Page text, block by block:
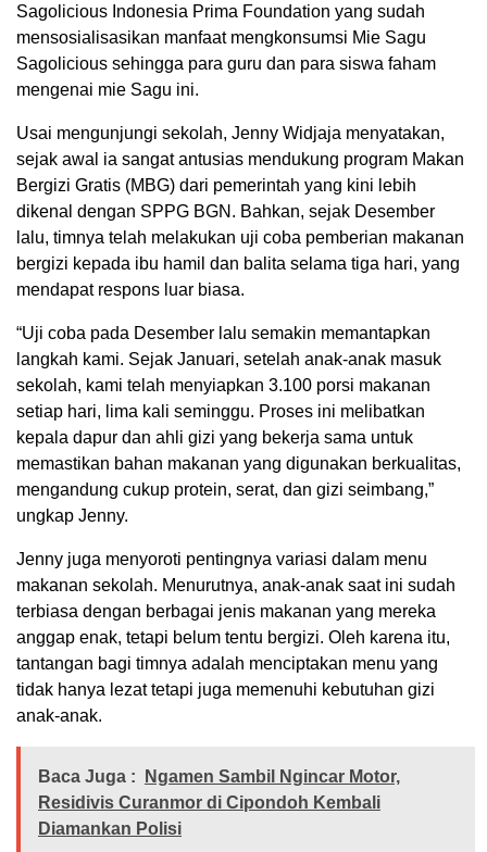
Sagolicious Indonesia Prima Foundation yang sudah
mensosialisasikan manfaat mengkonsumsi Mie Sagu
Sagolicious sehingga para guru dan para siswa faham
mengenai mie Sagu ini.
Usai mengunjungi sekolah, Jenny Widjaja menyatakan,
sejak awal ia sangat antusias mendukung program Makan
Bergizi Gratis (MBG) dari pemerintah yang kini lebih
dikenal dengan SPPG BGN. Bahkan, sejak Desember
lalu, timnya telah melakukan uji coba pemberian makanan
bergizi kepada ibu hamil dan balita selama tiga hari, yang
mendapat respons luar biasa.
“Uji coba pada Desember lalu semakin memantapkan
langkah kami. Sejak Januari, setelah anak-anak masuk
sekolah, kami telah menyiapkan 3.100 porsi makanan
setiap hari, lima kali seminggu. Proses ini melibatkan
kepala dapur dan ahli gizi yang bekerja sama untuk
memastikan bahan makanan yang digunakan berkualitas,
mengandung cukup protein, serat, dan gizi seimbang,”
ungkap Jenny.
Jenny juga menyoroti pentingnya variasi dalam menu
makanan sekolah. Menurutnya, anak-anak saat ini sudah
terbiasa dengan berbagai jenis makanan yang mereka
anggap enak, tetapi belum tentu bergizi. Oleh karena itu,
tantangan bagi timnya adalah menciptakan menu yang
tidak hanya lezat tetapi juga memenuhi kebutuhan gizi
anak-anak.
Baca Juga :
Ngamen Sambil Ngincar Motor,
Residivis Curanmor di Cipondoh Kembali
Diamankan Polisi